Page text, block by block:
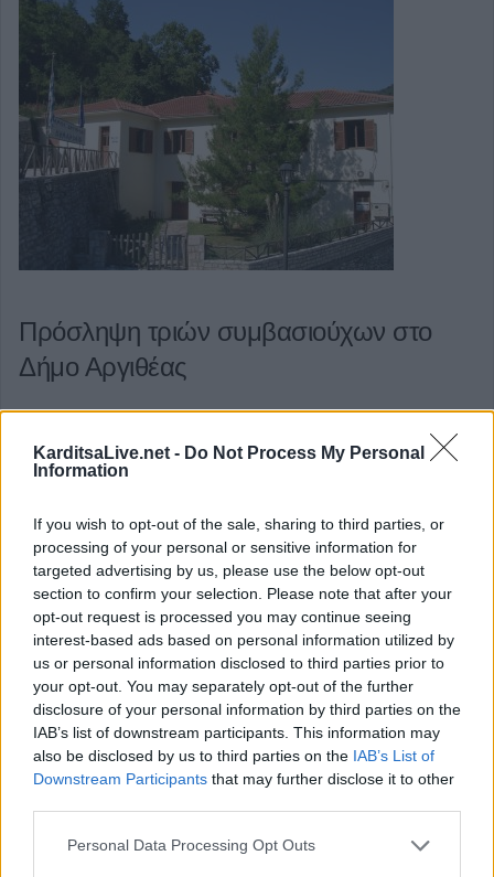
KarditsaLive.net - Do Not Process My Personal
Information
If you wish to opt-out of the sale, sharing to third parties, or
processing of your personal or sensitive information for
targeted advertising by us, please use the below opt-out
section to confirm your selection. Please note that after your
opt-out request is processed you may continue seeing
interest-based ads based on personal information utilized by
us or personal information disclosed to third parties prior to
your opt-out. You may separately opt-out of the further
disclosure of your personal information by third parties on the
IAB’s list of downstream participants. This information may
also be disclosed by us to third parties on the IAB’s List of
Downstream Participants that may further disclose it to other
Personal Data Processing Opt Outs
Πρόσληψη τριών συμβασιούχων στο
Δήμο Αργιθέας
ιδιωτικού δικαίου ορισμένου χρόνου,για την κάλυψη
Δήμος Αργιθέας.
Κατηγορία Εργασία - Καρδίτσα 15 Ιαν 2020
Έναρξη Προηγούμενο 1 2 3 Επόμενο
Τέλος Σελίδα 1 από 3
ΕΠΑΓΓΕΛΜΑΤΙΕΣ ΥΓΕΙΑΣ